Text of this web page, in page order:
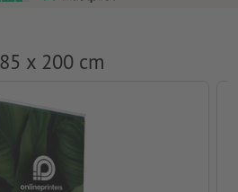
x 200 cm